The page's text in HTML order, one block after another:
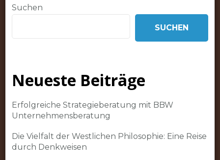
Suchen
SUCHEN
Neueste Beiträge
Erfolgreiche Strategieberatung mit BBW
Unternehmensberatung
Die Vielfalt der Westlichen Philosophie: Eine Reise
durch Denkweisen